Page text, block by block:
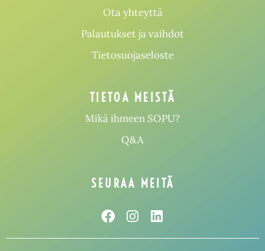
Ota yhteyttä
Palautukset ja vaihdot
Tietosuojaseloste
TIETOA MEISTÄ
Mikä ihmeen SOPU?
Q&A
SEURAA MEITÄ